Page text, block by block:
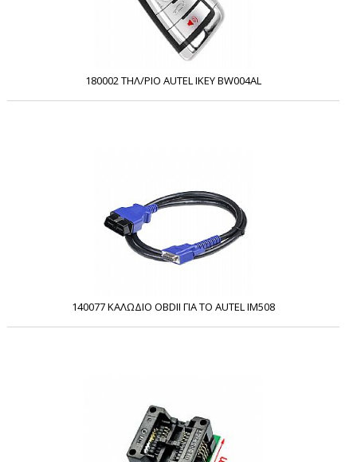
180002 ΤΗΛ/ΡΙΟ AUTEL IKEY BW004AL
140077 ΚΑΛΩΔΙΟ OBDII ΓΙΑ ΤΟ AUTEL IM508